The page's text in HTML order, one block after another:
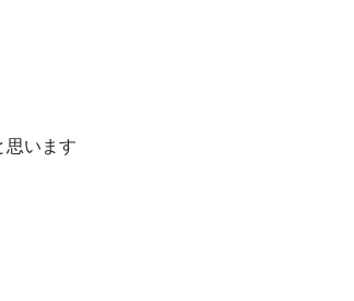
います